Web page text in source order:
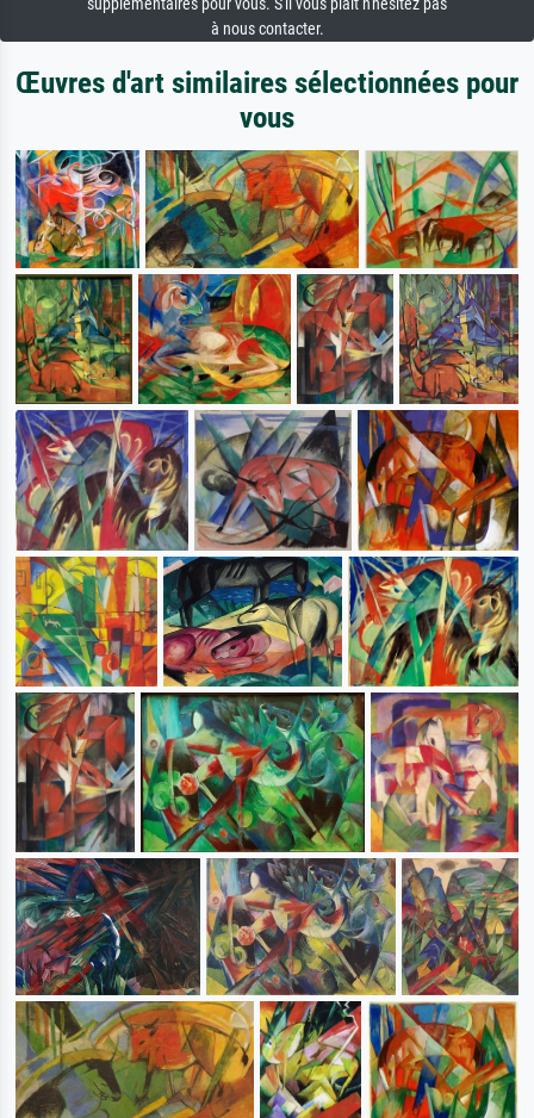
supplémentaires pour vous. S'il vous plaît n'hésitez pas
à nous contacter.
Œuvres d'art similaires sélectionnées pour
vous